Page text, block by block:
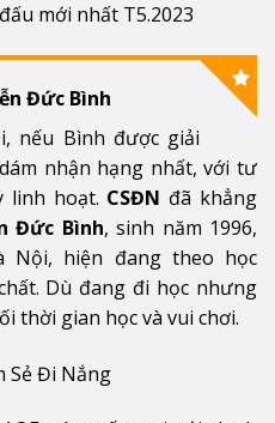
mới nhất T5.2023
Đức Bình
nếu Bình được giải
nhận hạng nhất, với tư
linh hoạt. CSĐN đã khẳng
Đức Bình, sinh năm 1996,
Nội, hiện đang theo học
Dù đang đi học nhưng
thời gian học và vui chơi.